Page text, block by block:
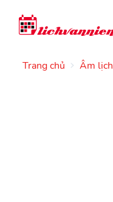
Trang chủ Âm lịch